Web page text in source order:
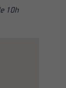
10h